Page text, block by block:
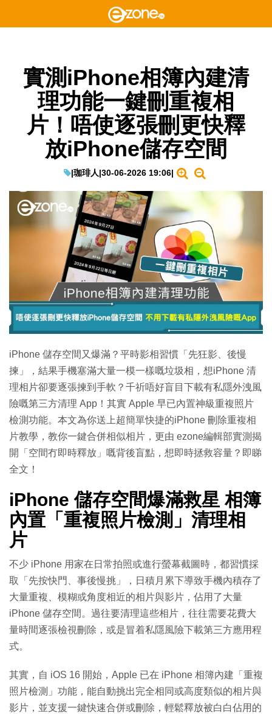
實測iPhone相簿內建清
理功能一鍵刪重複相
片！唔使逐張刪更快釋
放iPhone儲存空間
|珈琲人|30-06-2026 19:06|
iPhone 儲存空間又爆滿？平時影相習慣「先狂影、後慢
揀」，結果手機塞滿大量一模一樣嘅垃圾相，想iPhone 清
理相片卻要逐張揀到手軟？千祈唔好盲目下載有私隱外洩風
險嘅第三方清理 App！其實 Apple 早已內置神級重複照片
檢測功能。本文為你送上超簡單快捷的iPhone 刪除重複相
片教學，教你一鍵合併相似相片，更由 ezone編輯部實測揭
開「空間冇即時釋放」嘅背後盲點，想即時拯救容量？即睇
全文！
iPhone 儲存空間爆滿救星 相簿
內置「重複照片檢測」清理相
片
不少 iPhone 用家在日常拍照或進行螢幕截圖時，都習慣採
取「先按快門、事後慢挑」，日積月累下導致手機內積存了
大量重複、模糊或角度相近的相片與影片，佔用了大量
iPhone 儲存空間。過往要清理這些相片，往往需要花費大
量時間逐張檢視刪除，或是冒着私隱風險下載第三方應用程
式。
其實，自 iOS 16 開始，Apple 已在 iPhone 相簿內建「重複
照片檢測」功能，能自動挑出完全相同或高度類似的相片與
影片，並支援一鍵快速合併或刪除，輕鬆釋放被白白佔用的